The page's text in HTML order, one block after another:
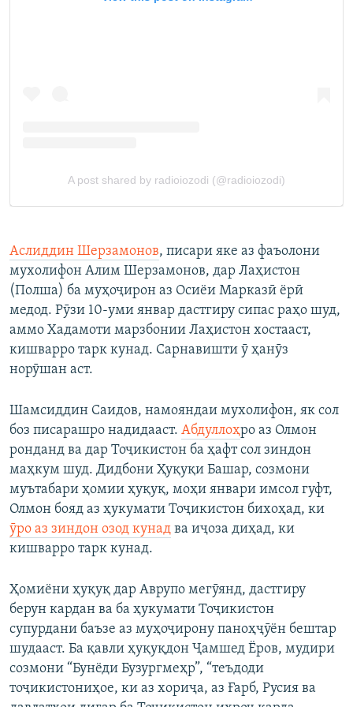
Аслиддин Шерзамонов, писари яке аз фаъолони
мухолифон Алим Шерзамонов, дар Лаҳистон
(Полша) ба муҳоҷирон аз Осиёи Марказӣ ёрӣ
медод. Рӯзи 10-уми январ дастгиру сипас раҳо шуд,
аммо Хадамоти марзбонии Лаҳистон хостааст,
кишварро тарк кунад. Сарнавишти ӯ ҳанӯз
норӯшан аст.
Шамсиддин Саидов, намояндаи мухолифон, як сол
боз писарашро надидааст. Абдуллоҳро аз Олмон
ронданд ва дар Тоҷикистон ба ҳафт сол зиндон
маҳкум шуд. Дидбони Ҳуқуқи Башар, созмони
муътабари ҳомии ҳуқуқ, моҳи январи имсол гуфт,
Олмон бояд аз ҳукумати Тоҷикистон бихоҳад, ки
ӯро аз зиндон озод кунад ва иҷоза диҳад, ки
кишварро тарк кунад.
Ҳомиёни ҳуқуқ дар Аврупо мегӯянд, дастгиру
берун кардан ва ба ҳукумати Тоҷикистон
супурдани баъзе аз муҳоҷирону паноҳҷӯён бештар
шудааст. Ба қавли ҳуқуқдон Ҷамшед Ёров, мудири
созмони “Бунёди Бузургмеҳр”, “теъдоди
тоҷикистониҳое, ки аз хориҷа, аз Ғарб, Русия ва